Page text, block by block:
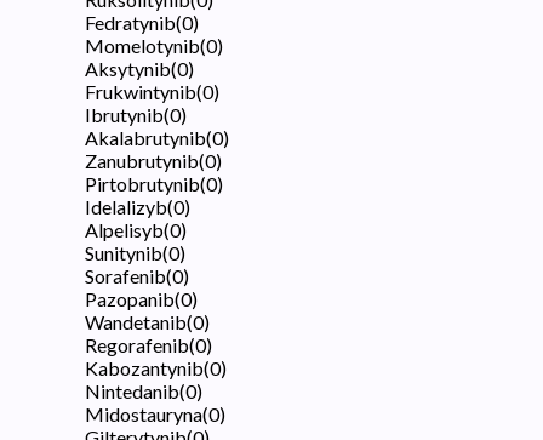
Fedratynib(0)
Momelotynib(0)
Aksytynib(0)
Frukwintynib(0)
Ibrutynib(0)
Akalabrutynib(0)
Zanubrutynib(0)
Pirtobrutynib(0)
Idelalizyb(0)
Alpelisyb(0)
Sunitynib(0)
Sorafenib(0)
Pazopanib(0)
Wandetanib(0)
Regorafenib(0)
Kabozantynib(0)
Nintedanib(0)
Midostauryna(0)